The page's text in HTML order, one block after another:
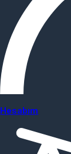
Hesabım